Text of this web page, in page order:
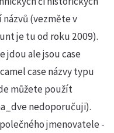
(vezměte v
je tu od roku 2009).
jdou ale jsou case
case názvy typu
můžete použít
nedoporučuji).
jmenovatele -